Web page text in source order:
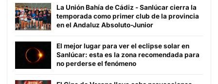
La Unión Bahía de Cádiz - Sanlúcar cierra la
temporada como primer club de la provincia
en el Andaluz Absoluto-Junior
El mejor lugar para ver el eclipse solar en
Sanlúcar: esta es la zona recomendada para
no perderse el fenómeno